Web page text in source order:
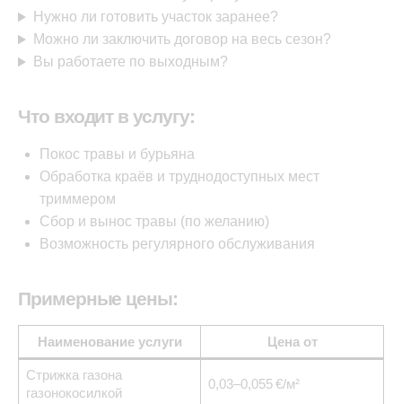
Нужно ли готовить участок заранее?
Можно ли заключить договор на весь сезон?
Вы работаете по выходным?
Что входит в услугу:
Покос травы и бурьяна
Обработка краёв и труднодоступных мест
триммером
Сбор и вынос травы (по желанию)
Возможность регулярного обслуживания
Примерные цены:
Наименование услуги Цена от
Стрижка газона
газонокосилкой
0,03–0,055 €/м²